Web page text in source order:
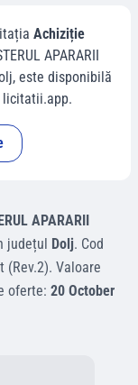
Achiziție
APARARII
, este disponibilă
APARARII
județul Dolj. Cod
(Rev.2). Valoare
oferte: 20 October